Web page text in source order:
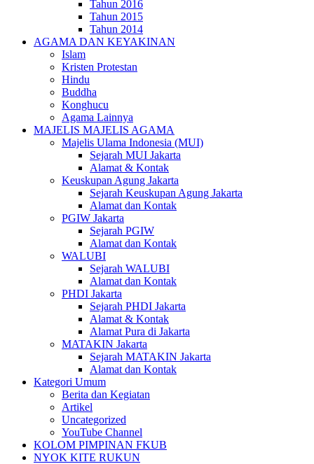
Tahun 2016
Tahun 2015
Tahun 2014
AGAMA DAN KEYAKINAN
Islam
Kristen Protestan
Hindu
Buddha
Konghucu
Agama Lainnya
MAJELIS MAJELIS AGAMA
Majelis Ulama Indonesia (MUI)
Sejarah MUI Jakarta
Alamat & Kontak
Keuskupan Agung Jakarta
Sejarah Keuskupan Agung Jakarta
Alamat dan Kontak
PGIW Jakarta
Sejarah PGIW
Alamat dan Kontak
WALUBI
Sejarah WALUBI
Alamat dan Kontak
PHDI Jakarta
Sejarah PHDI Jakarta
Alamat & Kontak
Alamat Pura di Jakarta
MATAKIN Jakarta
Sejarah MATAKIN Jakarta
Alamat dan Kontak
Kategori Umum
Berita dan Kegiatan
Artikel
Uncategorized
YouTube Channel
KOLOM PIMPINAN FKUB
NYOK KITE RUKUN